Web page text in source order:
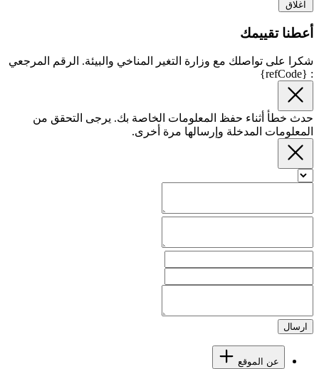
اغلاق
أعطنا تقييمك
شكرا على تواصلك مع وزارة التغير المناخي والبيئة. الرقم المرجعي
: {refCode}
حدث خطأ أثناء حفظ المعلومات الخاصة بك. يرجى التحقق من
المعلومات المدخلة وإرسالها مرة أخرى.
ارسال
عن الموقع